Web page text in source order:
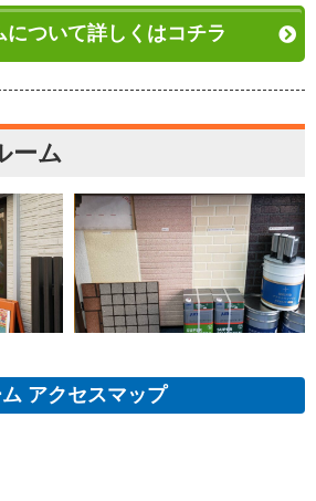
について詳しくはコチラ
ーム
アクセスマップ